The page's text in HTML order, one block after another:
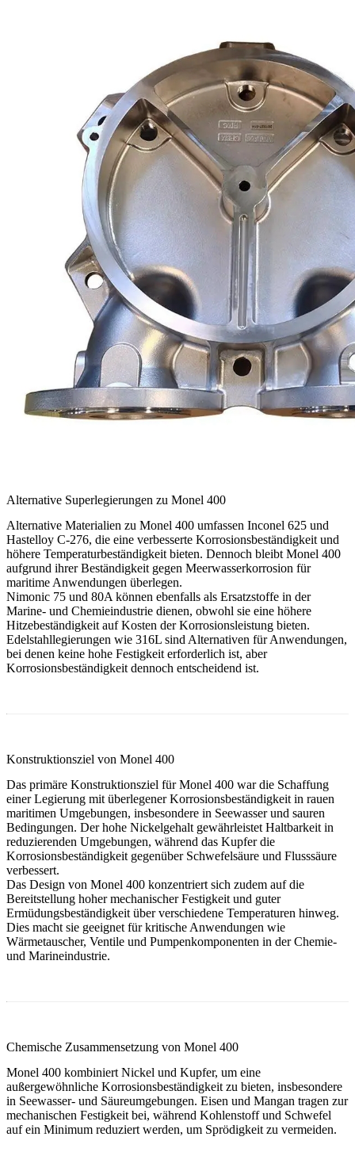
Alternative Superlegierungen zu Monel 400
Alternative Materialien zu Monel 400 umfassen Inconel 625 und
Hastelloy C-276, die eine verbesserte Korrosionsbeständigkeit und
höhere Temperaturbeständigkeit bieten. Dennoch bleibt Monel 400
aufgrund ihrer Beständigkeit gegen Meerwasserkorrosion für
maritime Anwendungen überlegen.
Nimonic 75 und 80A können ebenfalls als Ersatzstoffe in der
Marine- und Chemieindustrie dienen, obwohl sie eine höhere
Hitzebeständigkeit auf Kosten der Korrosionsleistung bieten.
Edelstahllegierungen wie 316L sind Alternativen für Anwendungen,
bei denen keine hohe Festigkeit erforderlich ist, aber
Korrosionsbeständigkeit dennoch entscheidend ist.
Konstruktionsziel von Monel 400
Das primäre Konstruktionsziel für Monel 400 war die Schaffung
einer Legierung mit überlegener Korrosionsbeständigkeit in rauen
maritimen Umgebungen, insbesondere in Seewasser und sauren
Bedingungen. Der hohe Nickelgehalt gewährleistet Haltbarkeit in
reduzierenden Umgebungen, während das Kupfer die
Korrosionsbeständigkeit gegenüber Schwefelsäure und Flusssäure
verbessert.
Das Design von Monel 400 konzentriert sich zudem auf die
Bereitstellung hoher mechanischer Festigkeit und guter
Ermüdungsbeständigkeit über verschiedene Temperaturen hinweg.
Dies macht sie geeignet für kritische Anwendungen wie
Wärmetauscher, Ventile und Pumpenkomponenten in der Chemie-
und Marineindustrie.
Chemische Zusammensetzung von Monel 400
Monel 400 kombiniert Nickel und Kupfer, um eine
außergewöhnliche Korrosionsbeständigkeit zu bieten, insbesondere
in Seewasser- und Säureumgebungen. Eisen und Mangan tragen zur
mechanischen Festigkeit bei, während Kohlenstoff und Schwefel
auf ein Minimum reduziert werden, um Sprödigkeit zu vermeiden.